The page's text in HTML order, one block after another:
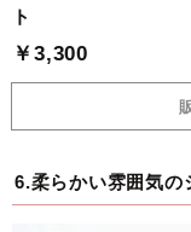
ト
￥3,300
6.柔らかい雰囲気の